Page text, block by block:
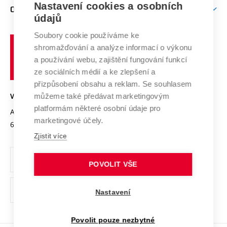
E-přihláška
Doktorské studium
Podpora podnikání
Mezinárodní vědecká rada
Systém zajišťování kvality výzkumu
Výzkumné infrastruktury
Transfer znalostí
Open Science
Projekty
Projekty ze strukturálních fondů
Specifický výzkum
Zahraniční spolupráce
Spolupráce se školami
Služby univerzity
Mezinárodní dohody
Univerzitní sítě
O UNIVERZITĚ
Profil univerzity
Udržitelná univerzita
Podnikavá univerzita / ContriBUTe
Bezpečná univerzita
Vyznamenání
Organizační struktura
Ochrana osobních údajů
odkaz)
učení
technické
VYSOKÉ UČENÍ TECHNICKÉ V BRNĚ
Antonínská 548/1
602 00 Brno
www.vut.cz
vut@vutbr.cz
Nastavení cookies a osobních
údajů
Soubory cookie používáme ke
shromažďování a analýze informací o výkonu
a používání webu, zajištění fungování funkcí
ze sociálních médií a ke zlepšení a
přizpůsobení obsahu a reklam. Se souhlasem
můžeme také předávat marketingovým
platformám některé osobní údaje pro
marketingové účely.
Zjistit více
POVOLIT VŠE
Nastavení
Povolit pouze nezbytné